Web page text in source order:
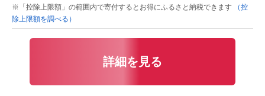
※「控除上限額」の範囲内で寄付するとお得にふるさと納税できます
（控
除上限額を調べる）
詳細を見る